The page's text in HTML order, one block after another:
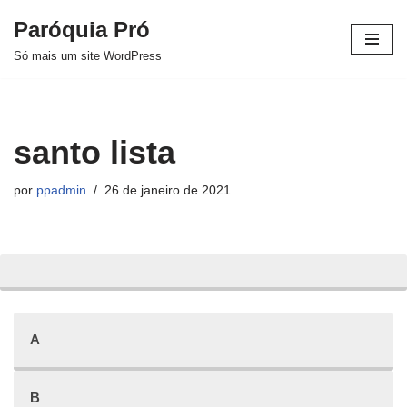
Pular
Paróquia Pró
Só mais um site WordPress
santo lista
por ppadmin 26 de janeiro de 2021
A
B